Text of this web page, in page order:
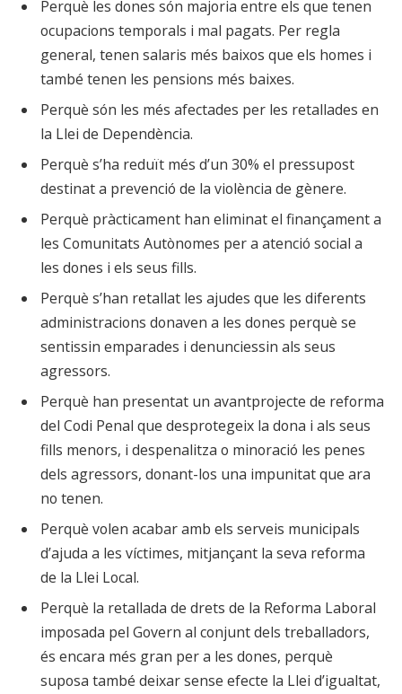
Perquè les dones són majoria entre els que tenen
ocupacions temporals i mal pagats. Per regla
general, tenen salaris més baixos que els homes i
també tenen les pensions més baixes.
Perquè són les més afectades per les retallades en
la Llei de Dependència.
Perquè s’ha reduït més d’un 30% el pressupost
destinat a prevenció de la violència de gènere.
Perquè pràcticament han eliminat el finançament a
les Comunitats Autònomes per a atenció social a
les dones i els seus fills.
Perquè s’han retallat les ajudes que les diferents
administracions donaven a les dones perquè se
sentissin emparades i denunciessin als seus
agressors.
Perquè han presentat un avantprojecte de reforma
del Codi Penal que desprotegeix la dona i als seus
fills menors, i despenalitza o minoració les penes
dels agressors, donant-los una impunitat que ara
no tenen.
Perquè volen acabar amb els serveis municipals
d’ajuda a les víctimes, mitjançant la seva reforma
de la Llei Local.
Perquè la retallada de drets de la Reforma Laboral
imposada pel Govern al conjunt dels treballadors,
és encara més gran per a les dones, perquè
suposa també deixar sense efecte la Llei d’igualtat,